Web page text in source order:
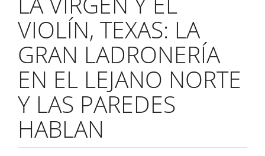
VIOLÍN, TEXAS: LA
GRAN LADRONERÍA
EN EL LEJANO NORTE
Y LAS PAREDES
HABLAN